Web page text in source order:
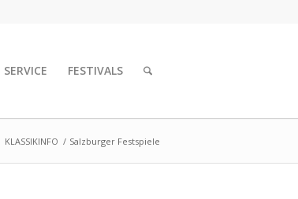
SERVICE FESTIVALS
KLASSIKINFO / Salzburger Festspiele